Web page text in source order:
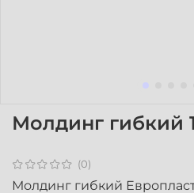
(0)
Молдинг гибкий
Молдинг гибкий